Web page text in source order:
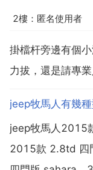
2樓：匿名使用者
掛檔杆旁邊有個
力拔，還是請專
jeep牧馬人有幾
jeep牧馬人2015
2015款 2.8td 四